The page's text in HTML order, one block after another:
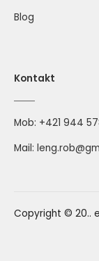
Blog
Kontakt
Mob: +421 944
Mail:
Copyright © 20..